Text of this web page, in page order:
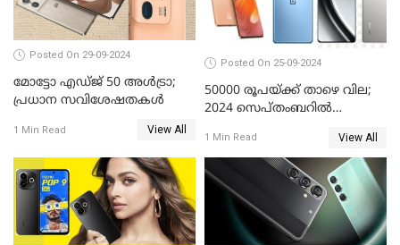
Posted On 29-09-2024
മോട്ടോ എഡ്ജ് 50 അൾട്രാ;
പ്രധാന സവിശേഷതകൾ
1 Min Read View All
Posted On 25-09-2024
50000 രൂപയ്ക്ക് താഴെ വില;
2024 സെപ്തംബറിൽ
മൊബൈൽ ഫോണുകൾ
1 Min Read View All